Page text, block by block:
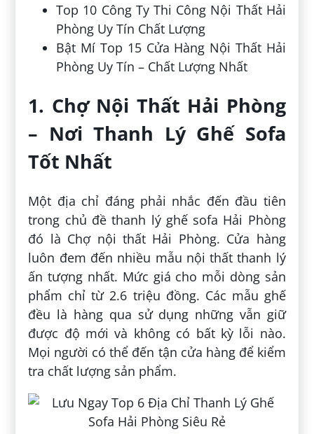
Top 10 Công Ty Thi Công Nội Thất Hải
Phòng Uy Tín Chất Lượng
Bật Mí Top 15 Cửa Hàng Nội Thất Hải
Phòng Uy Tín – Chất Lượng Nhất
1. Chợ Nội Thất Hải Phòng
– Nơi Thanh Lý Ghế Sofa
Tốt Nhất
Một địa chỉ đáng phải nhắc đến đầu tiên
trong chủ đề thanh lý ghế sofa Hải Phòng
đó là Chợ nội thất Hải Phòng. Cửa hàng
luôn đem đến nhiều mẫu nội thất thanh lý
ấn tượng nhất. Mức giá cho mỗi dòng sản
phẩm chỉ từ 2.6 triệu đồng. Các mẫu ghế
đều là hàng qua sử dụng những vẫn giữ
được độ mới và không có bất kỳ lỗi nào.
Mọi người có thể đến tận cửa hàng để kiểm
tra chất lượng sản phẩm.